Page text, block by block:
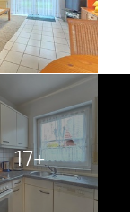
17+